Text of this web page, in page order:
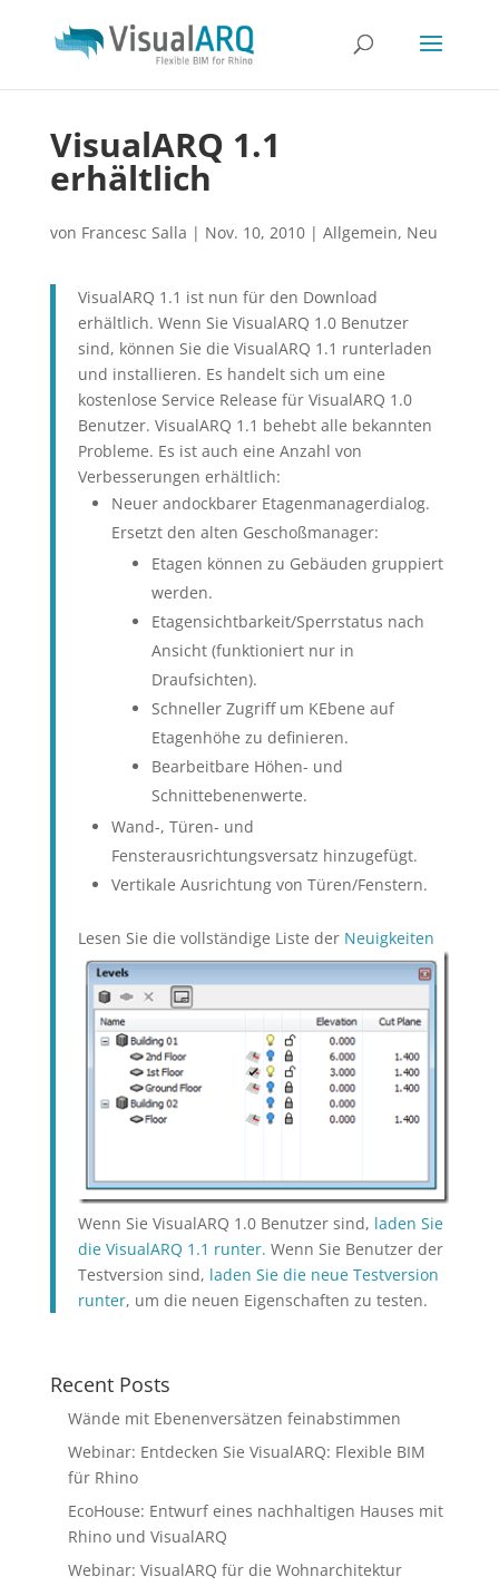
VisualARQ 1.1
erhältlich
von Francesc Salla | Nov. 10, 2010| Allgemein, Neu
VisualARQ 1.1 ist nun für den Download
erhältlich. Wenn Sie VisualARQ 1.0 Benutzer
sind, können Sie die VisualARQ 1.1 runterladen
und installieren. Es handelt sich um eine
kostenlose Service Release für VisualARQ 1.0
Benutzer. VisualARQ 1.1 behebt alle bekannten
Probleme. Es ist auch eine Anzahl von
Verbesserungen erhältlich:
Neuer andockbarer Etagenmanagerdialog.
Ersetzt den alten Geschoßmanager:
Etagen können zu Gebäuden gruppiert
werden.
Etagensichtbarkeit/Sperrstatus nach
Ansicht (funktioniert nur in
Draufsichten).
Schneller Zugriff um KEbene auf
Etagenhöhe zu definieren.
Bearbeitbare Höhen- und
Schnittebenenwerte.
Wand-, Türen- und
Fensterausrichtungsversatz hinzugefügt.
Vertikale Ausrichtung von Türen/Fenstern.
Lesen Sie die vollständige Liste der Neuigkeiten
Wenn Sie VisualARQ 1.0 Benutzer sind, laden Sie
die VisualARQ 1.1 runter. Wenn Sie Benutzer der
Testversion sind, laden Sie die neue Testversion
runter, um die neuen Eigenschaften zu testen.
Recent Posts
Wände mit Ebenenversätzen feinabstimmen
Webinar: Entdecken Sie VisualARQ: Flexible BIM
für Rhino
EcoHouse: Entwurf eines nachhaltigen Hauses mit
Rhino und VisualARQ
Webinar: VisualARQ für die Wohnarchitektur